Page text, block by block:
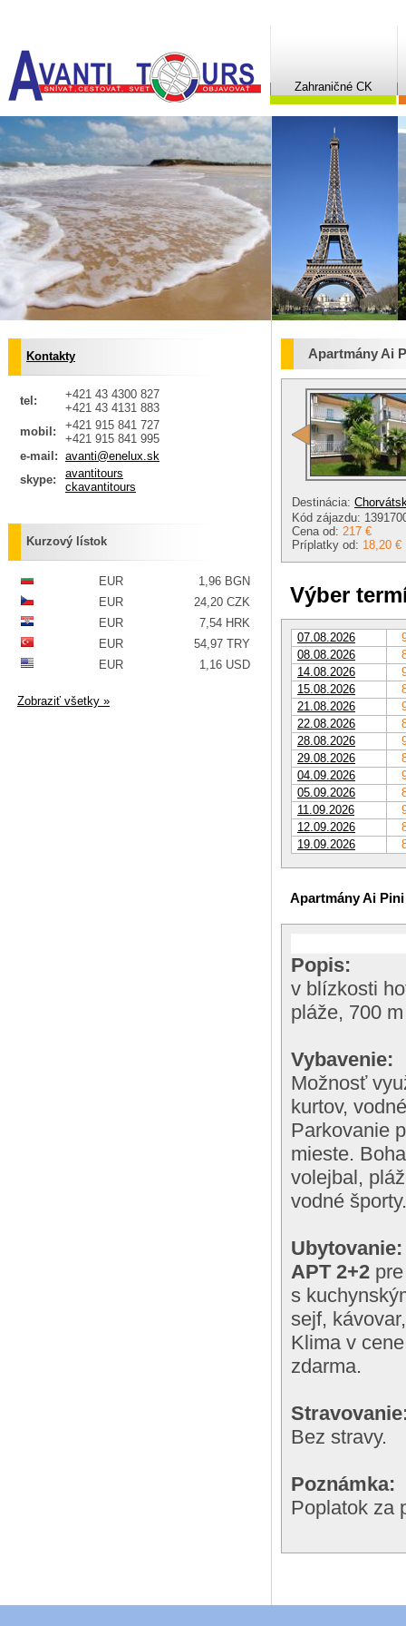
Zahraničné CK
Apartmány Ai
Destinácia:
Kód zájazdu:
Cena od: 217 €
Príplatky od: 18,20 €
Výber
07.08.2026
08.08.2026
14.08.2026
15.08.2026
21.08.2026
22.08.2026
28.08.2026
29.08.2026
04.09.2026
05.09.2026
11.09.2026
12.09.2026
19.09.2026
Apartmány Ai Pini
Popis:
v blízkosti
pláže, 700
Vybavenie:
Možnosť
kurtov,
Parkovanie
mieste.
volejbal,
vodné športy.
Ubytovanie:
APT 2+2
s
sejf,
Klima v
zdarma.
Bez stravy.
Poznámka:
Poplatok za
Kontakty
tel:
+421 43 4300 827
+421 43 4131 883
mobil:
+421 915 841 727
+421 915 841 995
e-mail: avanti@enelux.sk
skype:
avantitours
ckavantitours
Kurzový lístok
EUR
1,96 BGN
EUR
24,20 CZK
EUR
7,54 HRK
EUR
54,97 TRY
EUR
1,16 USD
Zobraziť všetky »